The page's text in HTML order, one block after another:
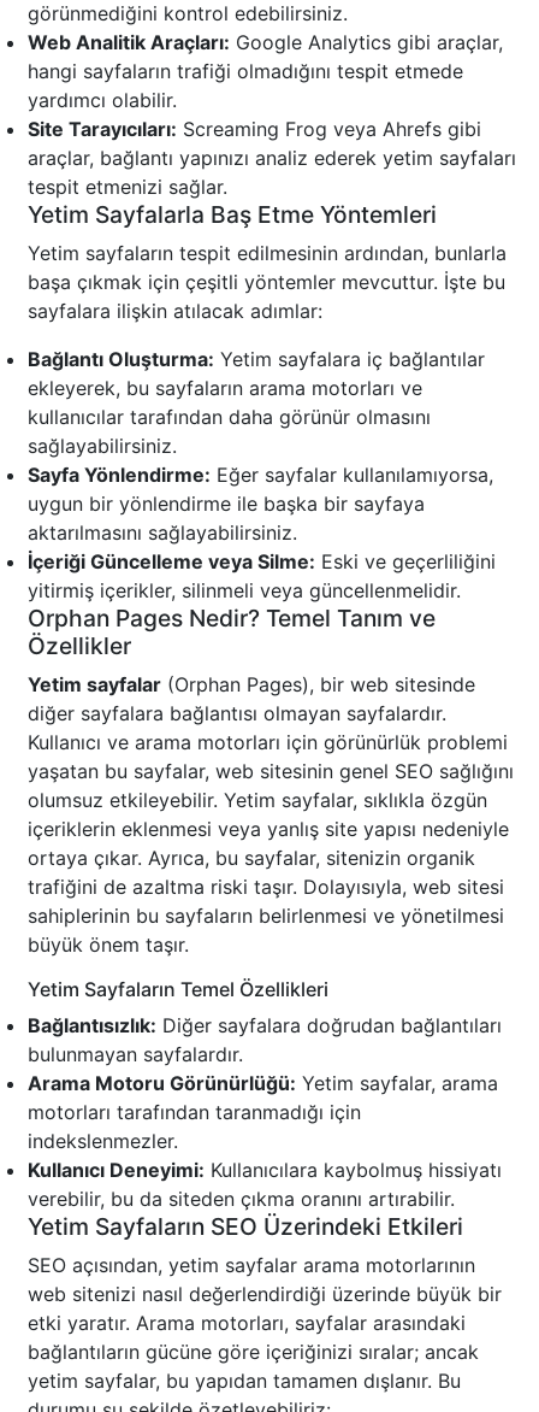
görünmediğini kontrol edebilirsiniz.
Web Analitik Araçları: Google Analytics gibi araçlar,
hangi sayfaların trafiği olmadığını tespit etmede
yardımcı olabilir.
Site Tarayıcıları: Screaming Frog veya Ahrefs gibi
araçlar, bağlantı yapınızı analiz ederek yetim sayfaları
tespit etmenizi sağlar.
Yetim Sayfalarla Baş Etme Yöntemleri
Yetim sayfaların tespit edilmesinin ardından, bunlarla
başa çıkmak için çeşitli yöntemler mevcuttur. İşte bu
sayfalara ilişkin atılacak adımlar:
Bağlantı Oluşturma: Yetim sayfalara iç bağlantılar
ekleyerek, bu sayfaların arama motorları ve
kullanıcılar tarafından daha görünür olmasını
sağlayabilirsiniz.
Sayfa Yönlendirme: Eğer sayfalar kullanılamıyorsa,
uygun bir yönlendirme ile başka bir sayfaya
aktarılmasını sağlayabilirsiniz.
İçeriği Güncelleme veya Silme: Eski ve geçerliliğini
yitirmiş içerikler, silinmeli veya güncellenmelidir.
Orphan Pages Nedir? Temel Tanım ve
Özellikler
Yetim sayfalar (Orphan Pages), bir web sitesinde
diğer sayfalara bağlantısı olmayan sayfalardır.
Kullanıcı ve arama motorları için görünürlük problemi
yaşatan bu sayfalar, web sitesinin genel SEO sağlığını
olumsuz etkileyebilir. Yetim sayfalar, sıklıkla özgün
içeriklerin eklenmesi veya yanlış site yapısı nedeniyle
ortaya çıkar. Ayrıca, bu sayfalar, sitenizin organik
trafiğini de azaltma riski taşır. Dolayısıyla, web sitesi
sahiplerinin bu sayfaların belirlenmesi ve yönetilmesi
büyük önem taşır.
Yetim Sayfaların Temel Özellikleri
Bağlantısızlık: Diğer sayfalara doğrudan bağlantıları
bulunmayan sayfalardır.
Arama Motoru Görünürlüğü: Yetim sayfalar, arama
motorları tarafından taranmadığı için
indekslenmezler.
Kullanıcı Deneyimi: Kullanıcılara kaybolmuş hissiyatı
verebilir, bu da siteden çıkma oranını artırabilir.
Yetim Sayfaların SEO Üzerindeki Etkileri
SEO açısından, yetim sayfalar arama motorlarının
web sitenizi nasıl değerlendirdiği üzerinde büyük bir
etki yaratır. Arama motorları, sayfalar arasındaki
bağlantıların gücüne göre içeriğinizi sıralar; ancak
yetim sayfalar, bu yapıdan tamamen dışlanır. Bu